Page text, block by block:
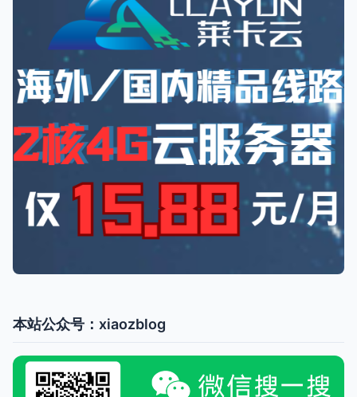
本站公众号：xiaozblog